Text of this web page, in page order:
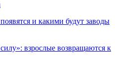
взрослые возвращаются к